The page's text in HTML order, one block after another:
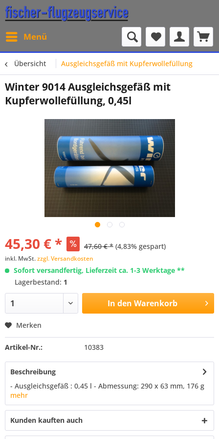
Menü
Übersicht Ausgleichsgefäß mit Kupferwollefüllung
Winter 9014 Ausgleichsgefäß mit
Kupferwollefüllung, 0,45l
45,30 € * 47,60 € * (4,83% gespart)
inkl. MwSt.zzgl. Versandkosten
Sofort versandfertig, Lieferzeit ca. 1-3 Werktage **
Lagerbestand: 1
In den Warenkorb
Merken
Artikel-Nr.: 10383
Beschreibung
- Ausgleichsgefäß : 0,45 l - Abmessung: 290 x 63 mm, 176 g
mehr
Kunden kauften auch